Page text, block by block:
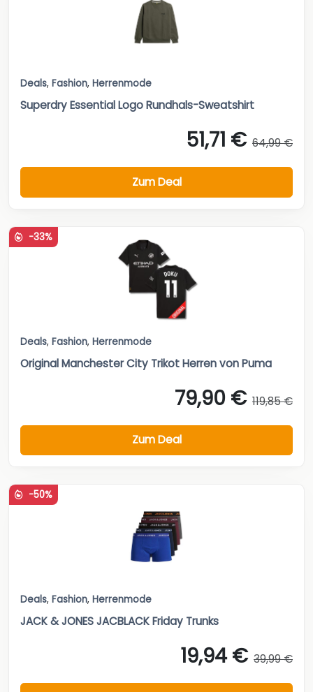
Deals, Fashion, Herrenmode
Superdry Essential Logo Rundhals-Sweatshirt
51,71 € 64,99 €
Zum Deal
-33%
Deals, Fashion, Herrenmode
Original Manchester City Trikot Herren von Puma
79,90 € 119,85 €
Zum Deal
-50%
Deals, Fashion, Herrenmode
JACK & JONES JACBLACK Friday Trunks
19,94 € 39,99 €